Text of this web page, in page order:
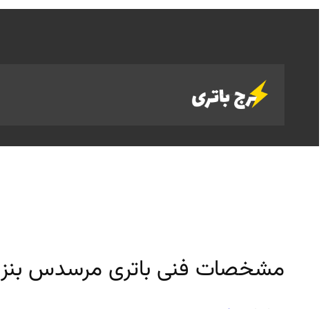
مشخصات فنی باتری مرسدس بنز C280 + قیمت و خرید